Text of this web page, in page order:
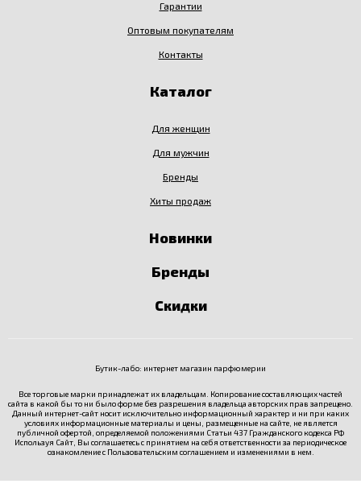
Гарантии
Оптовым покупателям
Контакты
Каталог
Для женщин
Для мужчин
Бренды
Хиты продаж
Новинки
Бренды
Скидки
Бутик-лабо: интернет магазин парфюмерии
Все торговые марки принадлежат их владельцам. Копирование составляющих частей
сайта в какой бы то ни было форме без разрешения владельца авторских прав запрещено.
Данный интернет-сайт носит исключительно информационный характер и ни при каких
условиях информационные материалы и цены, размещенные на сайте, не является
публичной офертой, определяемой положениями Статьи 437 Гражданского кодекса РФ
Используя Сайт, Вы соглашаетесь с принятием на себя ответственности за периодическое
ознакомление с Пользовательским соглашением и изменениями в нем.